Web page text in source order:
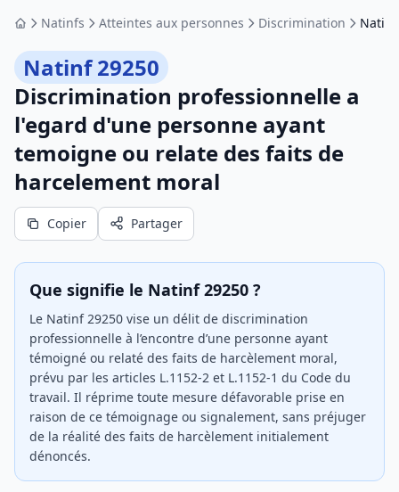
AccueilNatinfs Atteintes aux personnes Discrimination Natinf
Natinf 29250
Discrimination professionnelle a
l'egard d'une personne ayant
temoigne ou relate des faits de
harcelement moral
Copier Partager
Que signifie le Natinf 29250 ?
Le Natinf 29250 vise un délit de discrimination
professionnelle à l’encontre d’une personne ayant
témoigné ou relaté des faits de harcèlement moral,
prévu par les articles L.1152-2 et L.1152-1 du Code du
travail. Il réprime toute mesure défavorable prise en
raison de ce témoignage ou signalement, sans préjuger
de la réalité des faits de harcèlement initialement
dénoncés.